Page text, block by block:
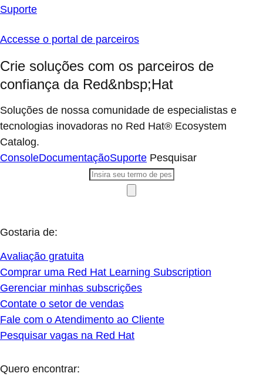
Suporte
Accesse o portal de parceiros
Crie soluções com os parceiros de
confiança da Red&nbsp;Hat
Soluções de nossa comunidade de especialistas e
tecnologias inovadoras no Red Hat® Ecosystem
Catalog.
ConsoleDocumentaçãoSuporte Pesquisar
Gostaria de:
Avaliação gratuita
Comprar uma Red Hat Learning Subscription
Gerenciar minhas subscrições
Contate o setor de vendas
Fale com o Atendimento ao Cliente
Pesquisar vagas na Red Hat
Quero encontrar: